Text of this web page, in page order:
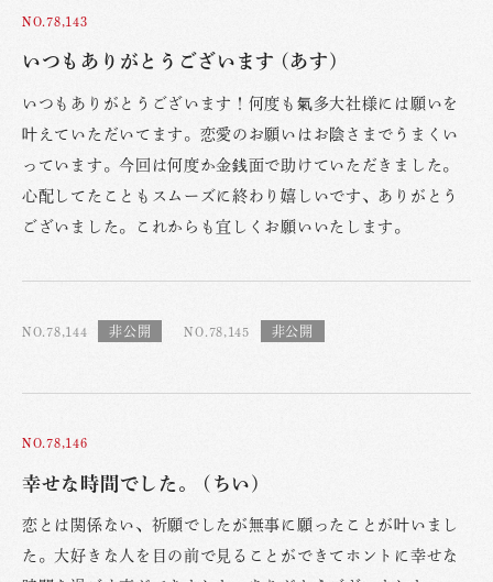
NO.78,143
いつもありがとうございます (あす)
いつもありがとうございます！何度も氣多大社様には願いを
叶えていただいてます。恋愛のお願いはお陰さまでうまくい
っています。今回は何度か金銭面で助けていただきました。
心配してたこともスムーズに終わり嬉しいです、ありがとう
ございました。これからも宜しくお願いいたします。
NO.78,144 NO.78,145
NO.78,146
幸せな時間でした。 (ちい)
恋とは関係ない、祈願でしたが無事に願ったことが叶いまし
た。大好きな人を目の前で見ることができてホントに幸せな